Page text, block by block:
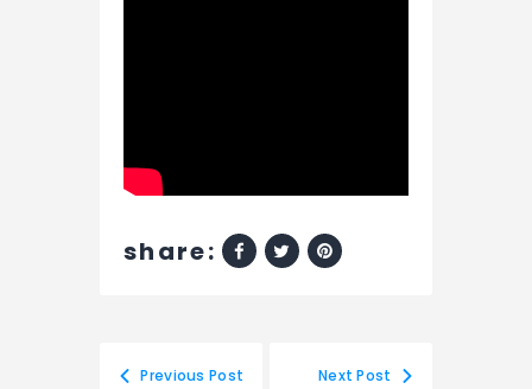
share:
Previous Post Next Post